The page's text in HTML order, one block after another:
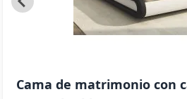
Cama de matrimonio con